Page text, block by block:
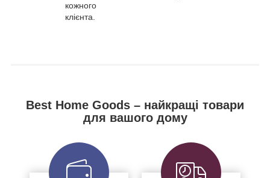
кожного
клієнта.
Best Home Goods – найкращі товари
для вашого дому